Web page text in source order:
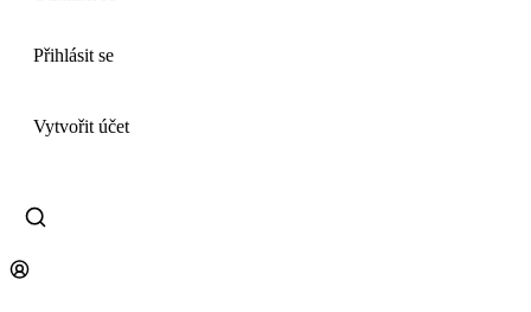
Přihlásit se
Vytvořit účet